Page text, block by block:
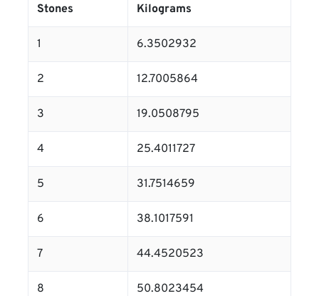
Stones Kilograms
1 6.3502932
2 12.7005864
3 19.0508795
4 25.4011727
5 31.7514659
6 38.1017591
7 44.4520523
8 50.8023454